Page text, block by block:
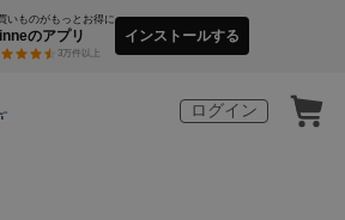
いものがもっとお得に
のアプリ
3万件以上
インストールする
ログイン